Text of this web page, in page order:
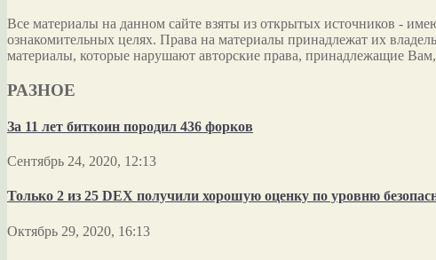
Все материалы на данном сайте взяты из открытых источников -
ознакомительных целях. Права на материалы принадлежат их
материалы, которые нарушают авторские права, принадлежащие
РАЗНОЕ
За 11 лет биткоин породил 436 форков
Сентябрь 24, 2020, 12:13
Только 2 из 25 DEX получили хорошую оценку по уровню
Октябрь 29, 2020, 16:13